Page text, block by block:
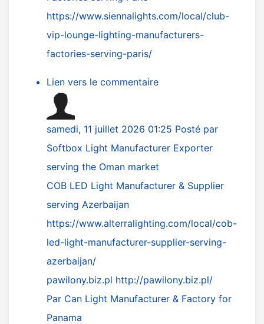
https://www.siennalights.com/local/club-
vip-lounge-lighting-manufacturers-
factories-serving-paris/
Lien vers le commentaire
samedi, 11 juillet 2026 01:25 Posté par
Softbox Light Manufacturer Exporter
serving the Oman market
COB LED Light Manufacturer & Supplier
serving Azerbaijan
https://www.alterralighting.com/local/cob-
led-light-manufacturer-supplier-serving-
azerbaijan/
pawilony.biz.pl http://pawilony.biz.pl/
Par Can Light Manufacturer & Factory for
Panama